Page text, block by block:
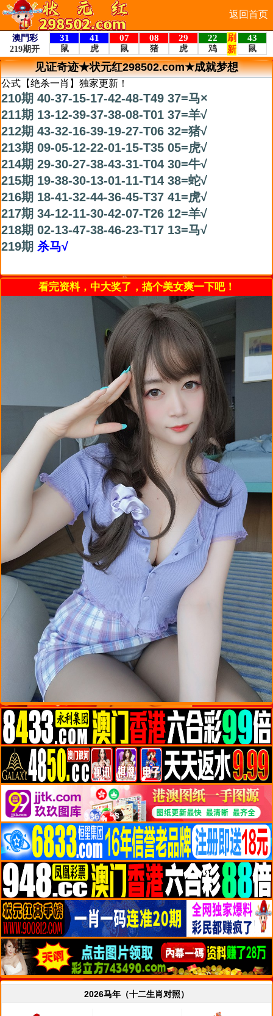
返回首页
见证奇迹★状元红298502.com★成就梦想
公式【绝杀一肖】独家更新！
210期 40-37-15-17-42-48-T49 37=马×
211期 13-12-39-37-38-08-T01 37=羊√
212期 43-32-16-39-19-27-T06 32=猪√
213期 09-05-12-22-01-15-T35 05=虎√
214期 29-30-27-38-43-31-T04 30=牛√
215期 19-38-30-13-01-11-T14 38=蛇√
216期 18-41-32-44-36-45-T37 41=虎√
217期 34-12-11-30-42-07-T26 12=羊√
218期 02-13-47-38-46-23-T17 13=马√
219期 杀马√
看完资料，中大奖了，搞个美女爽一下吧！
2026马年（十二生肖对照）